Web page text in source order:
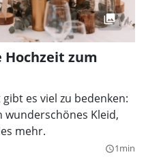
Hochzeit zum
es viel zu bedenken:
wunderschönes Kleid,
mehr.
query_builder1min